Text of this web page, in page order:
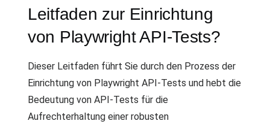
Leitfaden zur Einrichtung
von Playwright API-Tests?
Dieser Leitfaden führt Sie durch den Prozess der
Einrichtung von Playwright API-Tests und hebt die
Bedeutung von API-Tests für die
Aufrechterhaltung einer robusten